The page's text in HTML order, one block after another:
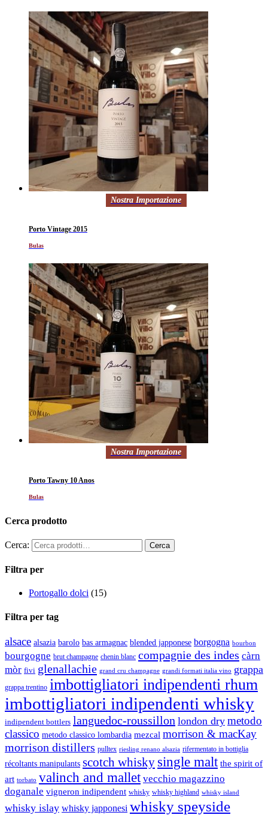
Nostra Importazione
Porto Vintage 2015
Bulas
Nostra Importazione
Porto Tawny 10 Anos
Bulas
Cerca prodotto
Cerca:
Filtra per
Portogallo dolci (15)
Filtra per tag
alsace alsazia barolo bas armagnac blended japponese borgogna bourbon
bourgogne brut champagne chenin blanc compagnie des indes càrn
mòr fivi glenallachie grand cru champagne grandi formati italia vino grappa
grappa trentino imbottigliatori indipendenti rhum
imbottigliatori indipendenti whisky
indipendent bottlers languedoc-roussillon london dry metodo
classico metodo classico lombardia mezcal morrison & macKay
morrison distillers pulltex riesling renano alsazia rifermentato in bottiglia
récoltants manipulants scotch whisky single malt the spirit of
art torbato valinch and mallet vecchio magazzino
doganale vigneron indipendent whisky whisky highland whisky island
whisky islay whisky japponesi whisky speyside